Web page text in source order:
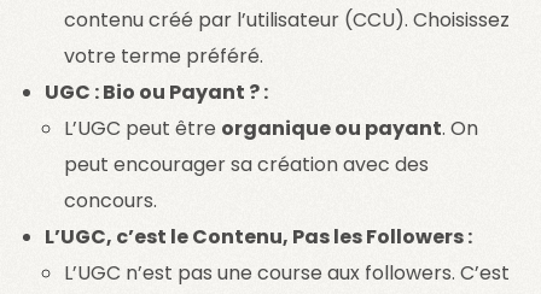
contenu créé par l’utilisateur (CCU). Choisissez
votre terme préféré.
UGC : Bio ou Payant ? :
L’UGC peut être organique ou payant. On
peut encourager sa création avec des
concours.
L’UGC, c’est le Contenu, Pas les Followers :
L’UGC n’est pas une course aux followers. C’est